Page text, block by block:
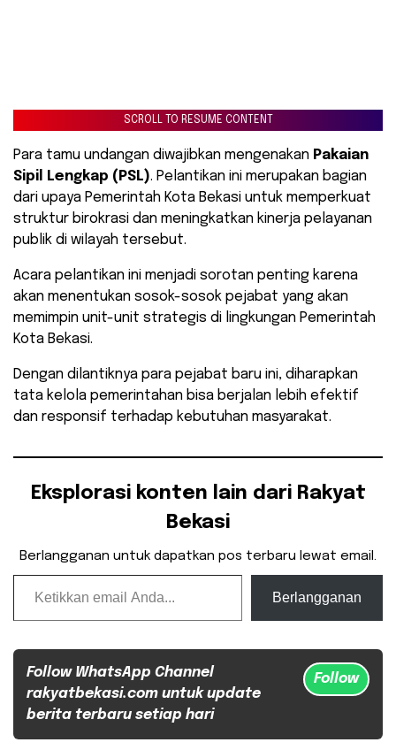
SCROLL TO RESUME CONTENT
​Para tamu undangan diwajibkan mengenakan Pakaian
Sipil Lengkap (PSL). Pelantikan ini merupakan bagian
dari upaya Pemerintah Kota Bekasi untuk memperkuat
struktur birokrasi dan meningkatkan kinerja pelayanan
publik di wilayah tersebut.
Acara pelantikan ini menjadi sorotan penting karena
akan menentukan sosok-sosok pejabat yang akan
memimpin unit-unit strategis di lingkungan Pemerintah
Kota Bekasi.
Dengan dilantiknya para pejabat baru ini, diharapkan
tata kelola pemerintahan bisa berjalan lebih efektif
dan responsif terhadap kebutuhan masyarakat.
Eksplorasi konten lain dari Rakyat
Bekasi
Berlangganan untuk dapatkan pos terbaru lewat email.
Ketikkan email Anda...
Berlangganan
Follow WhatsApp Channel
rakyatbekasi.com untuk update
berita terbaru setiap hari
Follow